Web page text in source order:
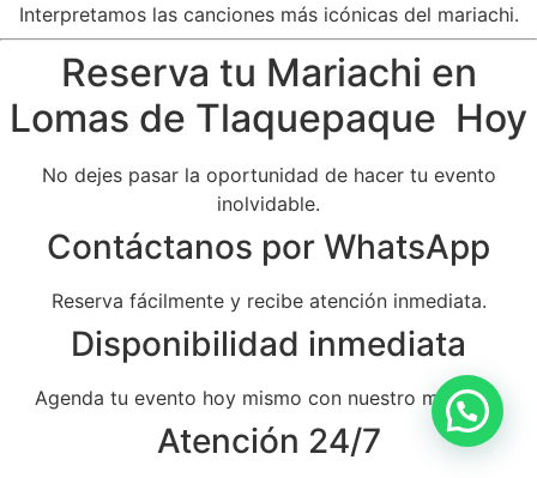
Interpretamos las canciones más icónicas del mariachi.
Reserva tu Mariachi en
Lomas de Tlaquepaque Hoy
No dejes pasar la oportunidad de hacer tu evento
inolvidable.
Contáctanos por WhatsApp
Reserva fácilmente y recibe atención inmediata.
Disponibilidad inmediata
Agenda tu evento hoy mismo con nuestro mariachi.
Atención 24/7